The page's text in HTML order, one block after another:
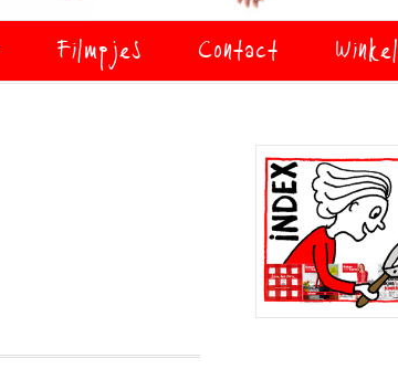
Filmpjes Contact Winkel
Primaire
Sidebar